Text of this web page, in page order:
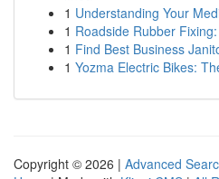
1 Understanding Your
1 Roadside Rubber
1 Find Best Business
1 Yozma Electric Bikes:
Copyright © 2026 | Advanced